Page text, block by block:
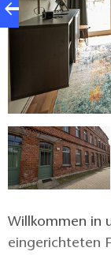
Willkommen in
eingerichteten